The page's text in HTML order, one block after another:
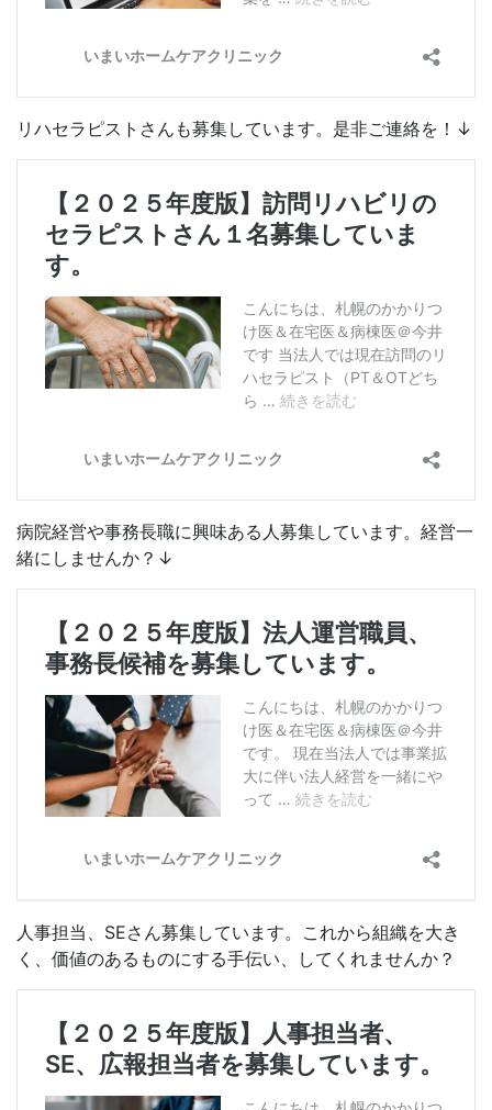
リハセラピストさんも募集しています。是非ご連絡を！↓
病院経営や事務長職に興味ある人募集しています。経営一
緒にしませんか？↓
人事担当、SEさん募集しています。これから組織を大き
く、価値のあるものにする手伝い、してくれませんか？